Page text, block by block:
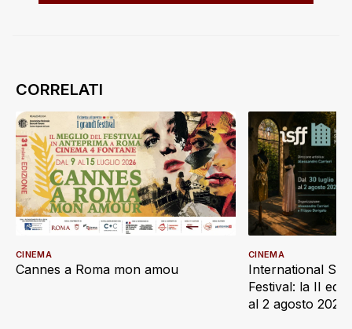
Cannes a Roma mon amou
CINEMA
International
Festival: la II
al 2 agosto 2026
CINEMA